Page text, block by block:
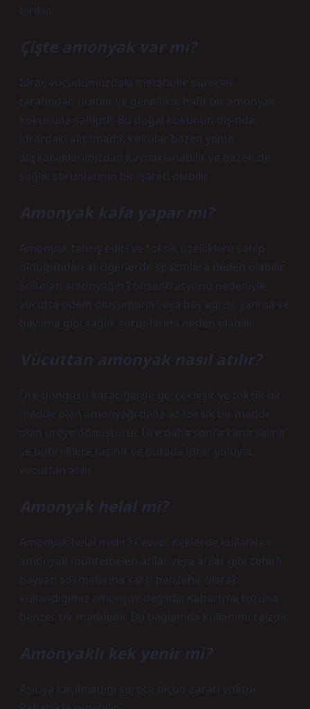
Çişte amonyak var mı?
İdrar, vücudumuzdaki metabolik süreçler
tarafından üretilir ve genellikle hafif bir amonyak
kokusuna sahiptir. Bu doğal kokunun dışında,
idrardaki alışılmadık kokular bazen yeme
alışkanlıklarımızdan kaynaklanabilir ve bazen de
sağlık sorunlarının bir işareti olabilir.
Amonyak kafa yapar mı?
Amonyak tahriş edici ve toksik özelliklere sahip
olduğundan akciğerlerde spazmlara neden olabilir.
Solunan amonyağın konsantrasyonu nedeniyle
vücutta ödem oluşumuna veya baş ağrısı, yanma ve
bayılma gibi sağlık sorunlarına neden olabilir.
Vücuttan amonyak nasıl atılır?
Üre döngüsü karaciğerde gerçekleşir ve toksik bir
madde olan amonyağı daha az toksik bir madde
olan üreye dönüştürür. Üre daha sonra kana salınır
ve böbreklere taşınır ve burada idrar yoluyla
vücuttan atılır.
Amonyak helal mi?
Amonyak helal midir? Cevap: Keklerde kullanılan
amonyak muhtemelen arılar veya arılar gibi zehirli
hayvan sokmalarına karşı panzehir olarak
kullandığımız amonyak değildir. Kabartma tozuna
benzer bir maddedir. Bu bağlamda kullanımı caizdir.
Amonyaklı kek yenir mi?
Aşırıya kaçılmadığı sürece hiçbir zararı yoktur.